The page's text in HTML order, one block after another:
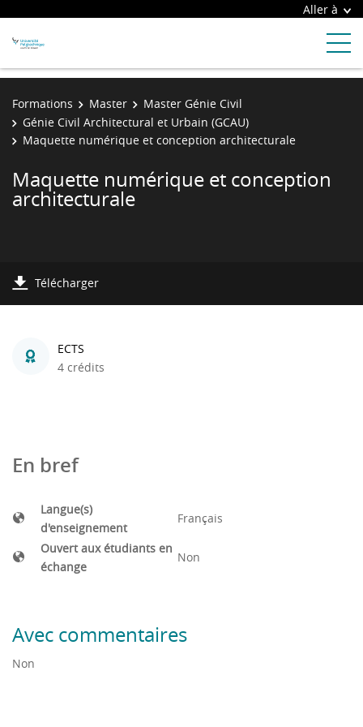
Aller à
Formations Master
Master Génie Civil
Génie Civil Architectural et Urbain (GCAU)
Maquette numérique et conception architecturale
Maquette numérique et conception
architecturale
Télécharger
ECTS
4 crédits
En bref
Langue(s)
d'enseignement
Français
Ouvert aux étudiants en
échange
Non
Avec commentaires
Non